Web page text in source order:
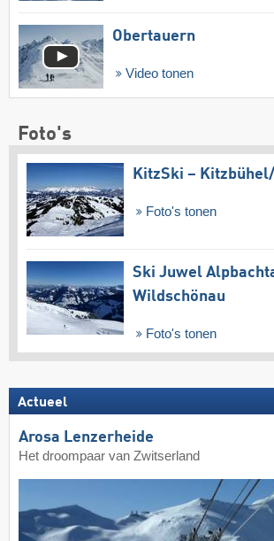
Obertauern
Video tonen
Foto's
KitzSki –
Foto's tonen
Ski Juwel
Wildschönau
Foto's tonen
Actueel
Arosa Lenzerheide
Het droompaar van Zwitserland